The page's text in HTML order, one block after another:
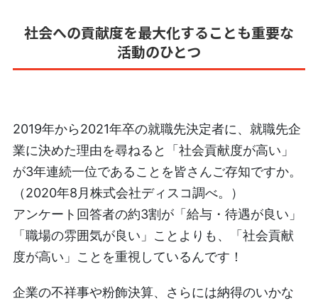
社会への貢献度を最大化することも重要な
活動のひとつ
2019年から2021年卒の就職先決定者に、就職先企
業に決めた理由を尋ねると「社会貢献度が高い」
が3年連続一位であることを皆さんご存知ですか。
（2020年8月株式会社ディスコ調べ。）
アンケート回答者の約3割が「給与・待遇が良い」
「職場の雰囲気が良い」ことよりも、「社会貢献
度が高い」ことを重視しているんです！
企業の不祥事や粉飾決算、さらには納得のいかな